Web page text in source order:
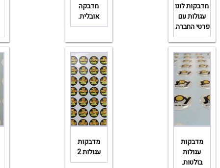
מדבקות לוגו
עגולות עם
פרטי החברה.
מדבקה
אובלית.
מדבקות
עגולות
בולטות.
מדבקות
עגולות 2